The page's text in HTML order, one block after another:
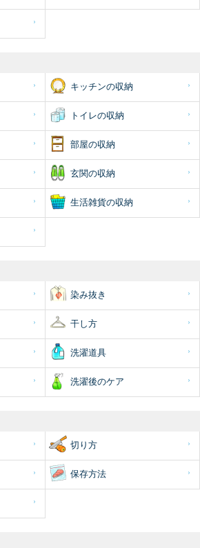
キッチンの収納
トイレの収納
部屋の収納
玄関の収納
生活雑貨の収納
染み抜き
干し方
洗濯道具
洗濯後のケア
切り方
保存方法